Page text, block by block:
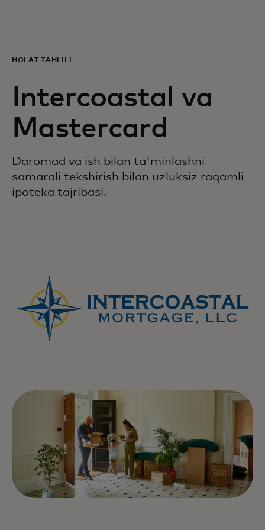
Biznes uchun
Butun dunyo uchun
Innovatorlar uchun
Yangiliklar va trendlar
HOLAT TAHLILI
Intercoastal va
Mastercard
Daromad va ish bilan ta'minlashni
samarali tekshirish bilan uzluksiz raqamli
ipoteka tajribasi.